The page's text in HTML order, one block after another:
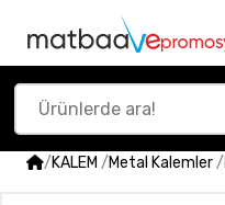
/KALEM /Metal Kalemler/